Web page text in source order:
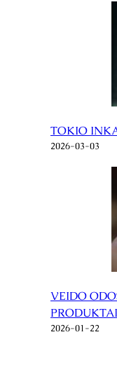
TOKIO
2026-03-03
VEIDO
2026-01-22